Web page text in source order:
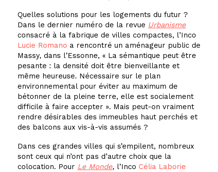
Quelles solutions pour les logements du futur ?
Dans le dernier numéro de la revue Urbanisme
consacré à la fabrique de villes compactes, l’Inco
Lucie Romano a rencontré un aménageur public de
Massy, dans l’Essonne, « La sémantique peut être
pesante : la densité doit être bienveillante et
même heureuse. Nécessaire sur le plan
environnemental pour éviter au maximum de
bétonner de la pleine terre, elle est socialement
difficile à faire accepter ». Mais peut-on vraiment
rendre désirables des immeubles haut perchés et
des balcons aux vis-à-vis assumés ?
Dans ces grandes villes qui s’empilent, nombreux
sont ceux qui n’ont pas d’autre choix que la
colocation. Pour Le Monde, l’Inco Célia Laborie